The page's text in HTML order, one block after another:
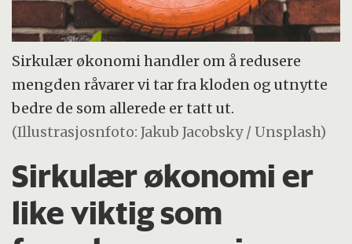
Sirkulær økonomi handler om å redusere
mengden råvarer vi tar fra kloden og utnytte
bedre de som allerede er tatt ut.
(Illustrasjosnfoto: Jakub Jacobsky / Unsplash)
Sirkulær økonomi er
like viktig som